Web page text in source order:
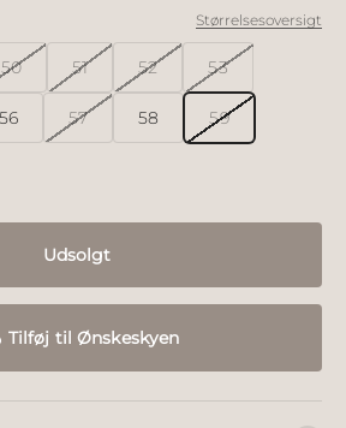
Størrelsesoversigt
50 51 52 53
56 57 58 59
Udsolgt
Tilføj til Ønskeskyen